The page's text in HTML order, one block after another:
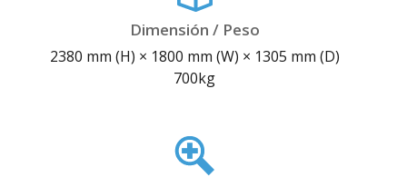
Dimensión / Peso
2380 mm (H) × 1800 mm (W) × 1305 mm (D)
700kg